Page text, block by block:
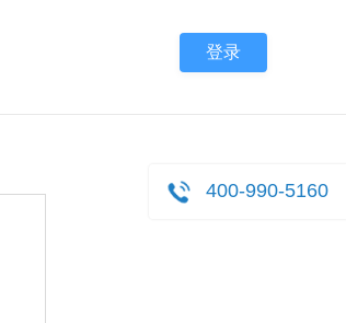
400-990-5160
登录